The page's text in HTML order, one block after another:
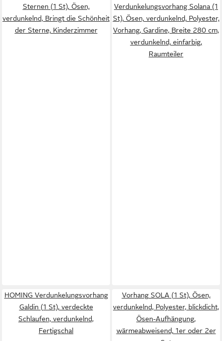
Sternen (1 St), Ösen,
verdunkelnd, Bringt die Schönheit
der Sterne, Kinderzimmer
Verdunkelungsvorhang Solana (1
St), Ösen, verdunkelnd, Polyester,
Vorhang, Gardine, Breite 280 cm,
verdunkelnd, einfarbig,
Raumteiler
HOMING Verdunkelungsvorhang
Galdin (1 St), verdeckte
Schlaufen, verdunkelnd,
Fertigschal
Vorhang SOLA (1 St), Ösen,
verdunkelnd, Polyester, blickdicht,
Ösen-Aufhängung,
wärmeabweisend, 1er oder 2er